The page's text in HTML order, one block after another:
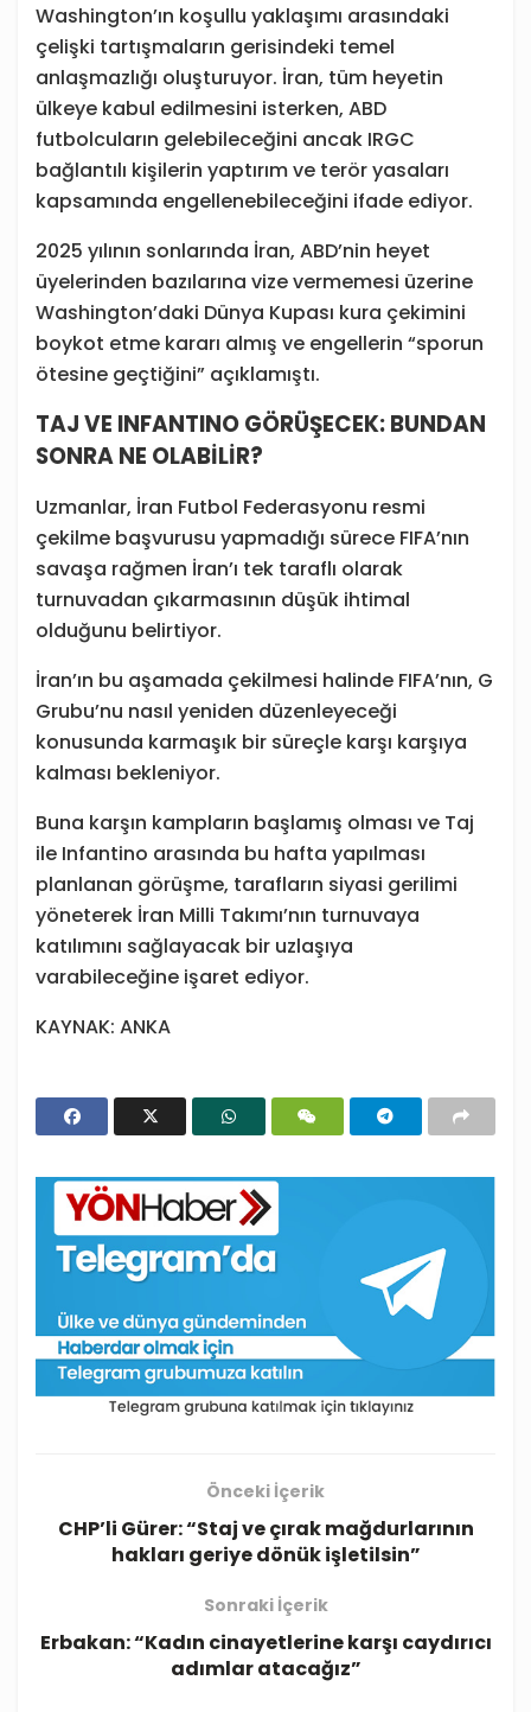
Washington’ın koşullu yaklaşımı arasındaki
çelişki tartışmaların gerisindeki temel
anlaşmazlığı oluşturuyor. İran, tüm heyetin
ülkeye kabul edilmesini isterken, ABD
futbolcuların gelebileceğini ancak IRGC
bağlantılı kişilerin yaptırım ve terör yasaları
kapsamında engellenebileceğini ifade ediyor.
2025 yılının sonlarında İran, ABD’nin heyet
üyelerinden bazılarına vize vermemesi üzerine
Washington’daki Dünya Kupası kura çekimini
boykot etme kararı almış ve engellerin “sporun
ötesine geçtiğini” açıklamıştı.
TAJ VE INFANTINO GÖRÜŞECEK: BUNDAN
SONRA NE OLABİLİR?
Uzmanlar, İran Futbol Federasyonu resmi
çekilme başvurusu yapmadığı sürece FIFA’nın
savaşa rağmen İran’ı tek taraflı olarak
turnuvadan çıkarmasının düşük ihtimal
olduğunu belirtiyor.
İran’ın bu aşamada çekilmesi halinde FIFA’nın, G
Grubu’nu nasıl yeniden düzenleyeceği
konusunda karmaşık bir süreçle karşı karşıya
kalması bekleniyor.
Buna karşın kampların başlamış olması ve Taj
ile Infantino arasında bu hafta yapılması
planlanan görüşme, tarafların siyasi gerilimi
yöneterek İran Milli Takımı’nın turnuvaya
katılımını sağlayacak bir uzlaşıya
varabileceğine işaret ediyor.
KAYNAK: ANKA
Önceki İçerik
CHP’li Gürer: “Staj ve çırak mağdurlarının
hakları geriye dönük işletilsin”
Sonraki İçerik
Erbakan: “Kadın cinayetlerine karşı caydırıcı
adımlar atacağız”